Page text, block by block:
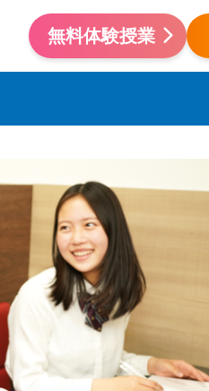
無料体験授業